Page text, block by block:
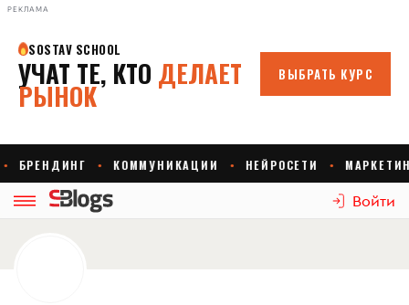
РЕКЛАМА
Войти